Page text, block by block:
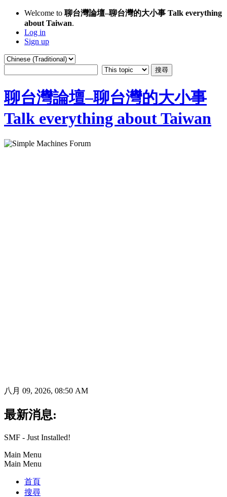
Welcome to 聊台灣論壇–聊台灣的大小事 Talk everything
about Taiwan.
Log in
Sign up
聊台灣論壇–聊台灣的大小事
Talk everything about Taiwan
八月 09, 2026, 08:50 AM
最新消息:
SMF - Just Installed!
Main Menu
Main Menu
首頁
搜尋